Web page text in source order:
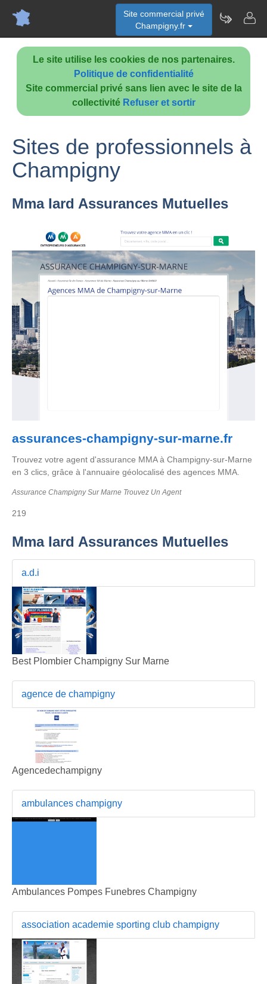
Le site utilise les cookies de nos partenaires.
Politique de confidentialité
Site commercial privé sans lien avec le site de la
collectivité Refuser et sortir
Site commercial privé
Champigny.fr
Sites de professionnels à
Champigny
Mma Iard Assurances Mutuelles
assurances-champigny-sur-marne.fr
Trouvez votre agent d'assurance MMA à Champigny-sur-Marne
en 3 clics, grâce à l'annuaire géolocalisé des agences MMA.
Assurance Champigny Sur Marne Trouvez Un Agent
219
Mma Iard Assurances Mutuelles
a.d.i
Best Plombier Champigny Sur Marne
agence de champigny
Agencedechampigny
ambulances champigny
Ambulances Pompes Funebres Champigny
association academie sporting club champigny